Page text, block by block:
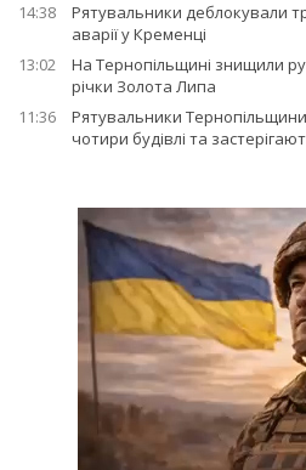
14:38
Рятувальники деблокували
аварії у Кременці
13:02
На Тернопільщині знищили
річки Золота Липа
11:36
Рятувальники
чотири будівлі та